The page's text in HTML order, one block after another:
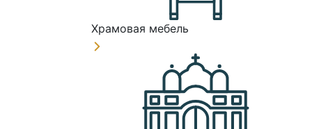
Храмовая мебель